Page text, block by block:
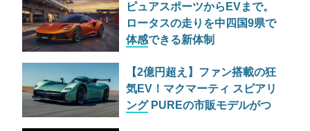
上陸
ピュアスポーツからEVまで。
ロータスの走りを中四国9県で
体感できる新体制
EXPERIENCE」とは
【2億円超え】ファン搭載の狂
気EV！マクマーティ スピアリ
ング PUREの市販モデルがつ